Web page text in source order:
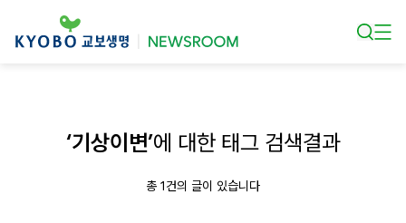
‘기상이변’에 대한 태그 검색결과
총 1건의 글이 있습니다